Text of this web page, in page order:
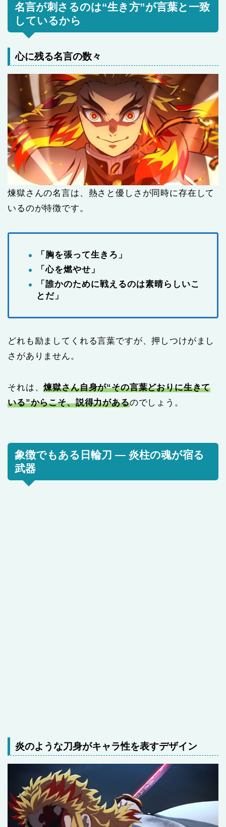
名言が刺さるのは“生き方”が言葉と一致
しているから
心に残る名言の数々
煉獄さんの名言は、熱さと優しさが同時に存在して
いるのが特徴です。
「胸を張って生きろ」
「心を燃やせ」
「誰かのために戦えるのは素晴らしいこ
とだ」
どれも励ましてくれる言葉ですが、押しつけがまし
さがありません。
それは、煉獄さん自身が“その言葉どおりに生きて
いる”からこそ、説得力があるのでしょう。
象徴でもある日輪刀 — 炎柱の魂が宿る
武器
炎のような刀身がキャラ性を表すデザイン